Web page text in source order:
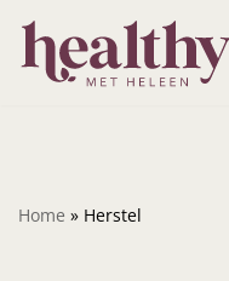
Ga
Home » Herstel